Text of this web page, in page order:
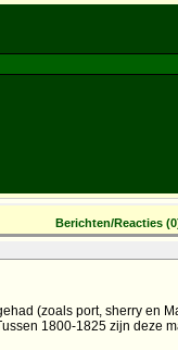
Berichten/Reacties
(zoals port, sherry en
1800-1825 zijn deze